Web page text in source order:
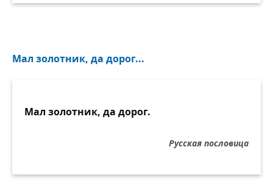
Мал золотник, да дорог...
Мал золотник, да дорог.
Русская пословица